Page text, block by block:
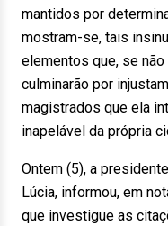
mantidos por
mostram-se, tais
elementos que, se
culminarão por
magistrados que ela
inapelável da própria
Ontem (5), a
Lúcia, informou, em
que investigue as